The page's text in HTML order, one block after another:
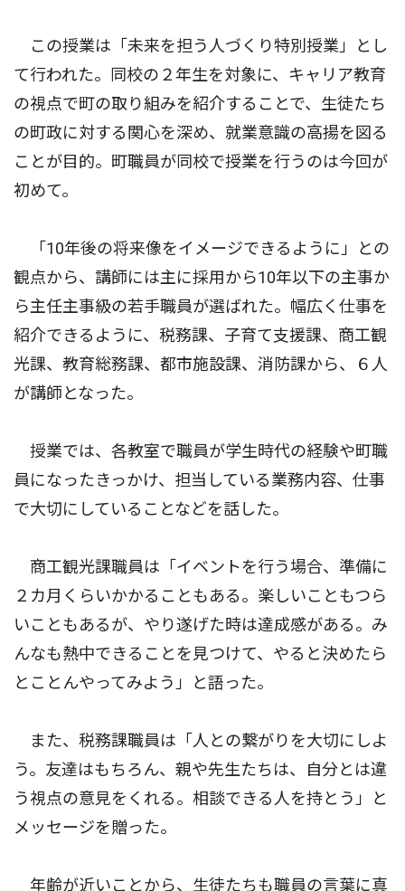
この授業は「未来を担う人づくり特別授業」とし
て行われた。同校の２年生を対象に、キャリア教育
の視点で町の取り組みを紹介することで、生徒たち
の町政に対する関心を深め、就業意識の高揚を図る
ことが目的。町職員が同校で授業を行うのは今回が
初めて。
「10年後の将来像をイメージできるように」との
観点から、講師には主に採用から10年以下の主事か
ら主任主事級の若手職員が選ばれた。幅広く仕事を
紹介できるように、税務課、子育て支援課、商工観
光課、教育総務課、都市施設課、消防課から、６人
が講師となった。
授業では、各教室で職員が学生時代の経験や町職
員になったきっかけ、担当している業務内容、仕事
で大切にしていることなどを話した。
商工観光課職員は「イベントを行う場合、準備に
２カ月くらいかかることもある。楽しいこともつら
いこともあるが、やり遂げた時は達成感がある。み
んなも熱中できることを見つけて、やると決めたら
とことんやってみよう」と語った。
また、税務課職員は「人との繋がりを大切にしよ
う。友達はもちろん、親や先生たちは、自分とは違
う視点の意見をくれる。相談できる人を持とう」と
メッセージを贈った。
年齢が近いことから、生徒たちも職員の言葉に真